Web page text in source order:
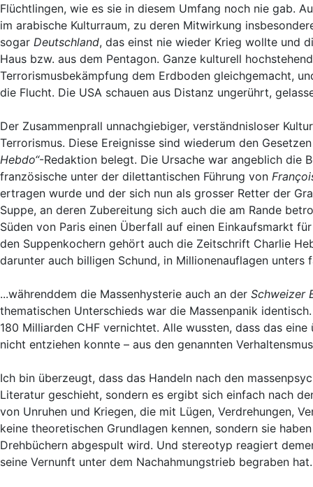
Flüchtlingen, wie es sie in diesem Umfang noch nie gab.
im arabische Kulturraum, zu deren Mitwirkung
sogar Deutschland, das einst nie wieder Krieg wollte und
Haus bzw. aus dem Pentagon. Ganze kulturell
Terrorismusbekämpfung dem Erdboden gleichgemacht,
die Flucht. Die USA schauen aus Distanz ungerührt,
Der Zusammenprall unnachgiebiger, verständnisloser
Terrorismus. Diese Ereignisse sind wiederum den
Hebdo“-Redaktion belegt. Die Ursache war angeblich die
französische unter der dilettantischen Führung von
ertragen wurde und der sich nun als grosser Retter der
Suppe, an deren Zubereitung sich auch die am Rande
Süden von Paris einen Überfall auf einen Einkaufsmarkt
den Suppenkochern gehört auch die Zeitschrift Charlie
darunter auch billigen Schund, in Millionenauflagen unters
...währenddem die Massenhysterie auch an der Schweizer
thematischen Unterschieds war die Massenpanik
180 Milliarden CHF vernichtet. Alle wussten, dass das
nicht entziehen konnte – aus den genannten
Ich bin überzeugt, dass das Handeln nach den
Literatur geschieht, sondern es ergibt sich einfach nach
von Unruhen und Kriegen, die mit Lügen, Verdrehungen,
keine theoretischen Grundlagen kennen, sondern sie
Drehbüchern abgespult wird. Und stereotyp reagiert
seine Vernunft unter dem Nachahmungstrieb begraben hat.